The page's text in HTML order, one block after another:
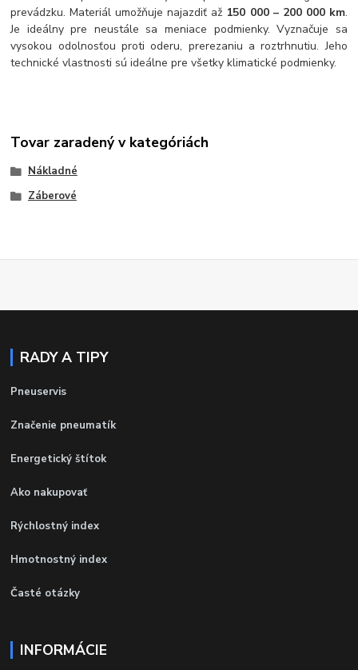
prevádzku. Materiál umožňuje najazdiť až 150 000 – 200 000 km.
Je ideálny pre neustále sa meniace podmienky. Vyznačuje sa
vysokou odolnosťou proti oderu, prerezaniu a roztrhnutiu. Jeho
technické vlastnosti sú ideálne pre všetky klimatické podmienky.
Tovar zaradený v kategóriách
Nákladné
Záberové
RADY A TIPY
Pneuservis
Značenie pneumatík
Energetický štítok
Ako nakupovať
Rýchlostný index
Hmotnostný index
Časté otázky
INFORMÁCIE